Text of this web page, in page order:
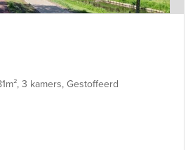
3 kamers, Gestoffeerd